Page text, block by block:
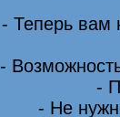
- Теперь вам
-
-
- Не